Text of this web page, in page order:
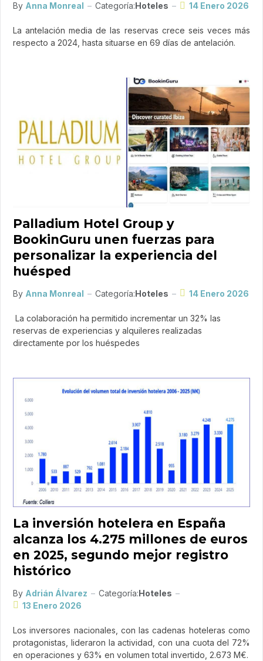
By Anna Monreal Categoría:Hoteles 14 Enero 2026
La antelación media de las reservas crece seis veces más
respecto a 2024, hasta situarse en 69 días de antelación.
Palladium Hotel Group y
BookinGuru unen fuerzas para
personalizar la experiencia del
huésped
By Anna Monreal Categoría:Hoteles 14 Enero 2026
La colaboración ha permitido incrementar un 32% las
reservas de experiencias y alquileres realizadas
directamente por los huéspedes
La inversión hotelera en España
alcanza los 4.275 millones de euros
en 2025, segundo mejor registro
histórico
By Adrián Álvarez Categoría:Hoteles
13 Enero 2026
Los inversores nacionales, con las cadenas hoteleras como
protagonistas, lideraron la actividad, con una cuota del 72%
en operaciones y 63% en volumen total invertido, 2.673 M€.